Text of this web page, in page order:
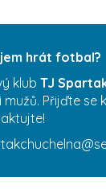
hrát fotbal?
klub TJ
mužů. Přijďte se